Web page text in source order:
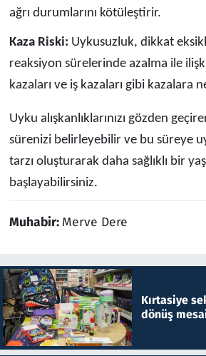
ağrı durumlarını kötüleştirir.
Kaza Riski: Uykusuzluk, dikkat
reaksiyon sürelerinde azalma ile
kazaları ve iş kazaları gibi kazalara
Uyku alışkanlıklarınızı gözden
sürenizi belirleyebilir ve bu süreye
tarzı oluşturarak daha sağlıklı bir
başlayabilirsiniz.
Muhabir: Merve Dere
Kırtasiye
dönüş